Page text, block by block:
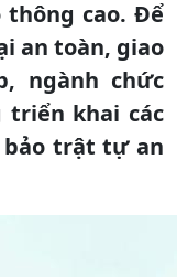
cao. Để
an toàn, giao
ngành chức
triển khai các
trật tự an